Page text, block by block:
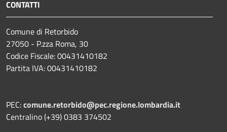
CONTATTI
Comune di Retorbido
27050 - P.zza Roma, 30
Codice Fiscale: 00431410182
Partita IVA: 00431410182
PEC:comune.retorbido@pec.regione.lombardia.it
Centralino (+39) 0383 374502